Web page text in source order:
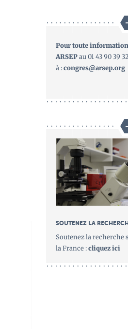
Pour toute
ARSEPau 01 43 90 39
à :congres@arsep.org
SOUTENEZ LA
Soutenez la recherche
la France :cliquez ici